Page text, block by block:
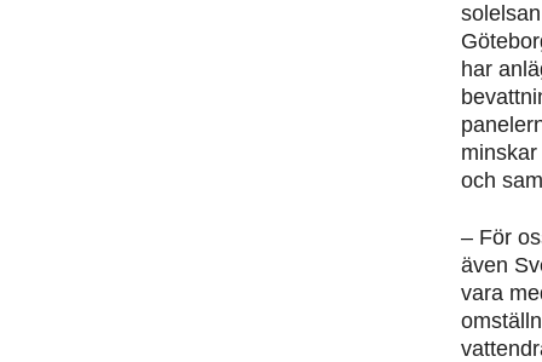
har
och
– För
även
vara